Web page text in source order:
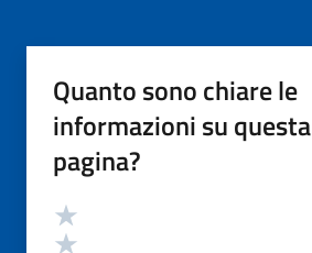
Quanto sono chiare le
informazioni su questa
pagina?
Valutazione